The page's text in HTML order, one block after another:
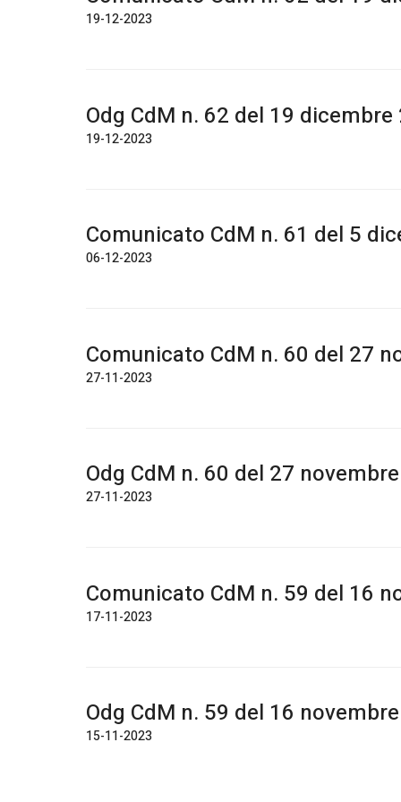
19-12-2023
Odg CdM n. 62 del 19 dicembre
19-12-2023
Comunicato CdM n. 61 del 5
06-12-2023
Comunicato CdM n. 60 del 27
27-11-2023
Odg CdM n. 60 del 27
27-11-2023
Comunicato CdM n. 59 del 16
17-11-2023
Odg CdM n. 59 del 16
15-11-2023